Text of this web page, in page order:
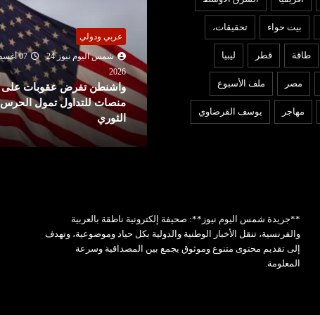
بيت حواء تحقيقات،
طاقة قطر ليبيا
مصر ملف الأسبوع
مهاجر يوسف القرضاوي
عربي ودولي
شمس اليوم نيوز 24
2026
واشنطن تفرض عقوبات على
منصات للتداول تمول الحرس
الثوري
المرأة
شمس اليوم نيوز 24
07
2026
من الميدان إلى القرار: كيف
زهرة محمد عيسى ملف
والإغاثة في ت...
**جريدة شمس اليوم نيوز**: صحيفة إلكترونية ناطقة بالعربية
والفرنسية، تنقل الأخبار الوطنية والدولية بكل حياد وموضوعية، وتهدف
إلى تقديم محتوى متنوع وموثوق يجمع بين المصداقية وسرعة
المعلومة.